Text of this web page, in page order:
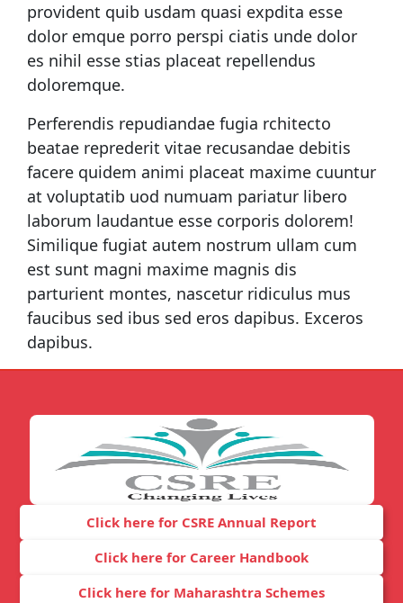
provident quib usdam quasi expdita esse
dolor emque porro perspi ciatis unde dolor
es nihil esse stias placeat repellendus
doloremque.
Perferendis repudiandae fugia rchitecto
beatae reprederit vitae recusandae debitis
facere quidem animi placeat maxime cuuntur
at voluptatib uod numuam pariatur libero
laborum laudantue esse corporis dolorem!
Similique fugiat autem nostrum ullam cum
est sunt magni maxime magnis dis
parturient montes, nascetur ridiculus mus
faucibus sed ibus sed eros dapibus. Exceros
dapibus.
Click here for CSRE Annual Report
Click here for Career Handbook
Click here for Maharashtra Schemes